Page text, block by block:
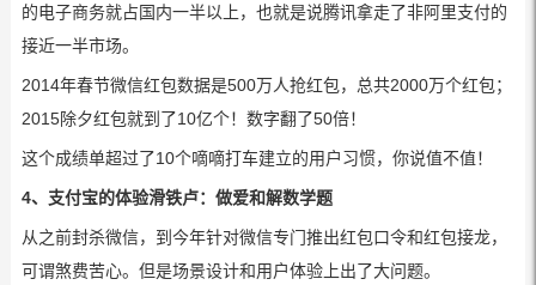
的电子商务就占国内一半以上，也就是说腾讯拿走了非阿里支付的
接近一半市场。
2014年春节微信红包数据是500万人抢红包，总共2000万个红包；
2015除夕红包就到了10亿个！数字翻了50倍！
这个成绩单超过了10个嘀嘀打车建立的用户习惯，你说值不值！
4、支付宝的体验滑铁卢：做爱和解数学题
从之前封杀微信，到今年针对微信专门推出红包口令和红包接龙，
可谓煞费苦心。但是场景设计和用户体验上出了大问题。